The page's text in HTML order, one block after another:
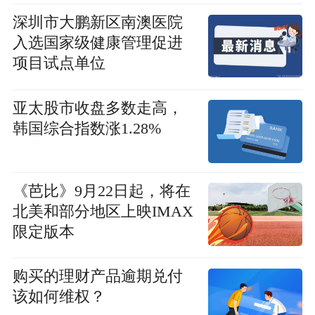
深圳市大鹏新区南澳医院
入选国家级健康管理促进
项目试点单位
亚太股市收盘多数走高，
韩国综合指数涨1.28%
《芭比》9月22日起，将在
北美和部分地区上映IMAX
限定版本
购买的理财产品逾期兑付
该如何维权？